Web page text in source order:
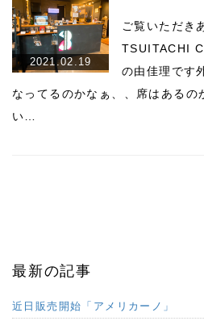
2021.02.19
ご覧いただき
TSUITACHI
の由佳理です
なってるのかなぁ、、席はあるの
い…
最新の記事
近日販売開始「アメリカーノ」